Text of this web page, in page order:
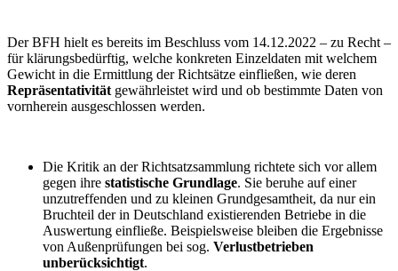
Der BFH hielt es bereits im Beschluss vom 14.12.2022 – zu Recht –
für klärungsbedürftig, welche konkreten Einzeldaten mit welchem
Gewicht in die Ermittlung der Richtsätze einfließen, wie deren
Repräsentativität gewährleistet wird und ob bestimmte Daten von
vornherein ausgeschlossen werden.
Die Kritik an der Richtsatzsammlung richtete sich vor allem
gegen ihre statistische Grundlage. Sie beruhe auf einer
unzutreffenden und zu kleinen Grundgesamtheit, da nur ein
Bruchteil der in Deutschland existierenden Betriebe in die
Auswertung einfließe. Beispielsweise bleiben die Ergebnisse
von Außenprüfungen bei sog. Verlustbetrieben
unberücksichtigt.